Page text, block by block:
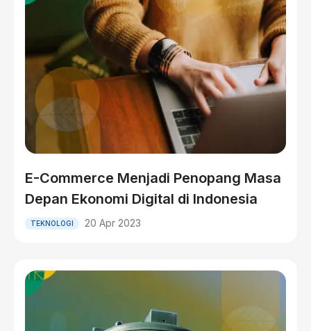
E-Commerce Menjadi Penopang Masa
Depan Ekonomi Digital di Indonesia
TEKNOLOGI 20 Apr 2023